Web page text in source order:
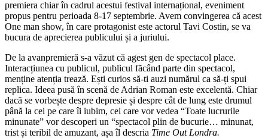
premiera chiar în cadrul acestui festival internațional, eveniment
propus pentru perioada 8-17 septembrie. Avem convingerea că acest
One man show, în care protagonist este actorul Tavi Costin, se va
bucura de aprecierea publicului și a juriului.
De la avanpremieră s-a văzut că agest gen de spectacol place.
Interacțiunea cu publicul, publicul făcând parte din spectacol,
menține atenția trează. Ești curios să-ti auzi numărul ca să-ți spui
replica. Ideea pusă în scenă de Adrian Roman este excelentă. Chiar
dacă se vorbește despre depresie și despre cât de lung este drumul
până la cei pe care îi iubim, cei care vor vedea “Toate lucrurile
minunate” vor descoperi un “spectacol plin de bucurie… minunat,
trist și teribil de amuzant, așa îl descria Time Out Londra.